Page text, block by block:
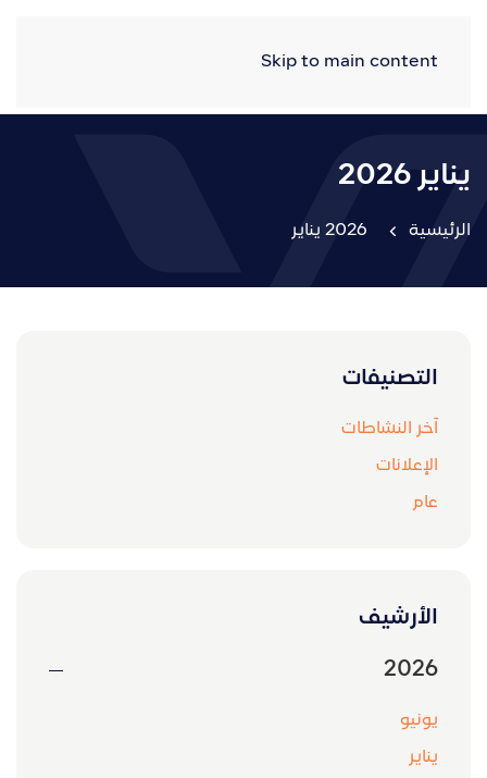
Skip to main content
يناير 2026
الرئيسية 2026 يناير
التصنيفات
آخر النشاطات
الإعلانات
عام
الأرشيف
2026
يونيو
يناير